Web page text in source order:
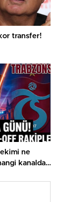
transfer!
ne
kanalda?